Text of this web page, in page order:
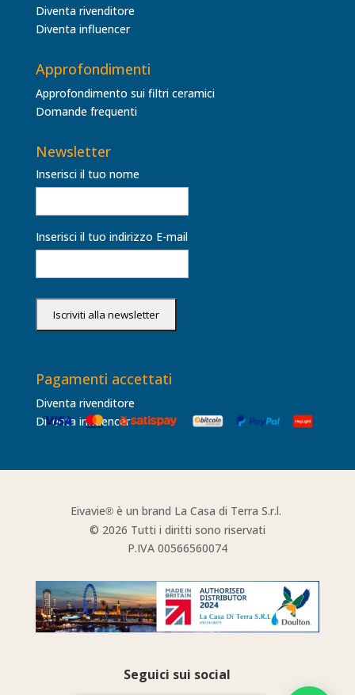
Diventa rivenditore
Diventa influencer
Approfondimenti
Approfondimento sui filtri ceramici
Domande frequenti
Newsletter
Inserisci il tuo nome
Inserisci il tuo indirizzo E-mail
Pagamenti accettati
Diventa rivenditore
Diventa influencer
Eivavie®è un brand La Casa di Terra S.r.l.
© 2026 Tutti i diritti sono riservati
P.IVA 00566560074
Seguici sui social